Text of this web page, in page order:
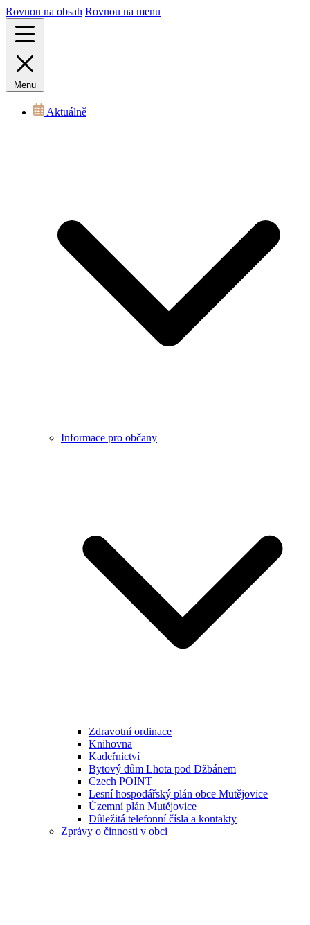
Rovnou na obsah Rovnou na menu
Menu
Aktuálně
Informace pro občany
Zdravotní ordinace
Knihovna
Kadeřnictví
Bytový dům Lhota pod Džbánem
Czech POINT
Lesní hospodářský plán obce Mutějovice
Územní plán Mutějovice
Důležitá telefonní čísla a kontakty
Zprávy o činnosti v obci